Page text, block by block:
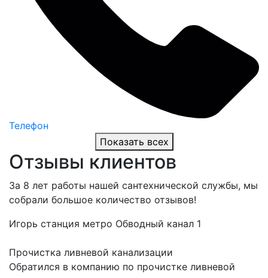
Телефон
Показать всех
Отзывы клиентов
За 8 лет работы нашей сантехнической службы, мы
собрали большое количество отзывов!
Игорь станция метро Обводный канал 1
Прочистка ливневой канализации
Обратился в компанию по прочистке ливневой